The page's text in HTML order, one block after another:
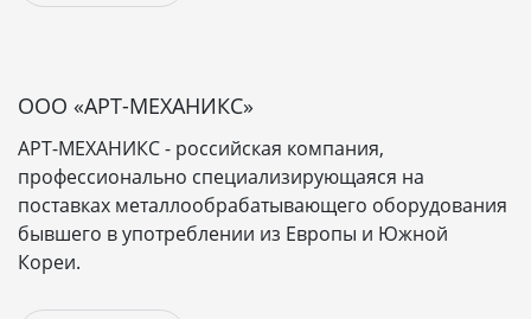
ООО «АРТ-МЕХАНИКС»
АРТ-МЕХАНИКС - российская компания,
профессионально специализирующаяся на
поставках металлообрабатывающего оборудования
бывшего в употреблении из Европы и Южной
Кореи.